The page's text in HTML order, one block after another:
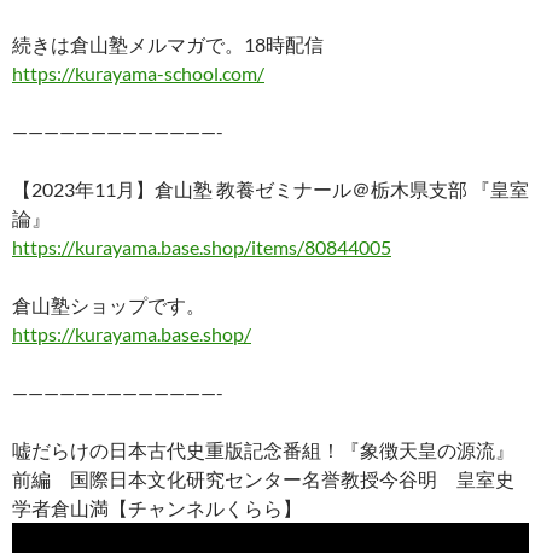
続きは倉山塾メルマガで。18時配信
https://kurayama-school.com/
—————————————-
【2023年11月】倉山塾 教養ゼミナール＠栃木県支部 『皇室
論』
https://kurayama.base.shop/items/80844005
倉山塾ショップです。
https://kurayama.base.shop/
—————————————-
嘘だらけの日本古代史重版記念番組！『象徴天皇の源流』
前編 国際日本文化研究センター名誉教授今谷明 皇室史
学者倉山満【チャンネルくらら】